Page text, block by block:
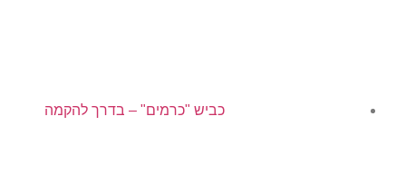
כביש "כרמים" – בדרך להקמה